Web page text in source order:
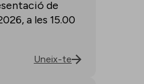
de
a les 15.00
Uneix-te